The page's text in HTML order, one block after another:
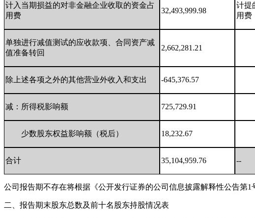
计入当期损益的对非金融企业收取的资金占
用费
32,493,999.98
计提
用费
单独进行减值测试的应收款项、合同资产减
值准备转回
2,662,281.21
除上述各项之外的其他营业外收入和支出 -645,376.57
减：所得税影响额 725,729.91
少数股东权益影响额（税后） 18,232.67
合计 35,104,959.76 --
公司报告期不存在将根据《公开发行证券的公司信息披露解释性公告
二、报告期末股东总数及前十名股东持股情况表